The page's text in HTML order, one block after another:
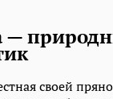
—
своей